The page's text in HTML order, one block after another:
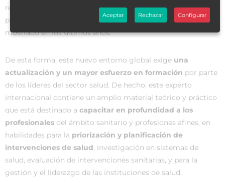
recursos humanos que tienen lugar en el sector público, y
por el
creciente dinamismo y maduraciónque el sector ha
mostrado en los últimos años.
De esta forma, este nuevo entorno global exige una
actualización y un mayor esfuerzo en formación por parte
de los líderes del sector salud. De hecho, este experto
internacional contiene un amplio material teórico y práctico
que está destinado a capacitar en profundidad a los
profesionales del ámbito sanitario y profesiones afines, en
habilidades para la priorización y planificación de
intervenciones de salud, investigación en sistemas de
salud, evaluación de intervenciones sanitarias, y para la
gestión y el liderazgo de las instituciones de salud.
Aceptar Rechazar Configurar